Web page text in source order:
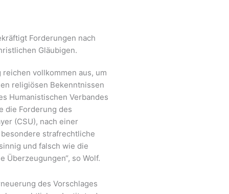
Forderungen nach
Gläubigen.
vollkommen aus, um
religiösen Bekenntnissen
Humanistischen Verbandes
die Forderung des
(CSU), nach einer
strafrechtliche
und falsch wie die
so Wolf.
des Vorschlages